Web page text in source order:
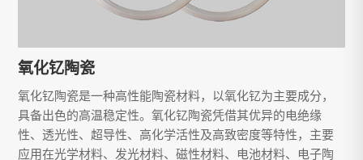
氧化钇陶瓷
氧化钇陶瓷是一种高性能陶瓷材料，以氧化钇为主要成分，
具备出色的高温稳定性。氧化钇陶瓷凭借其优异的电绝缘
性、透光性、超导性、高化学活性及高致密度等特性，主要
应用在光学材料、发光材料、磁性材料、电池材料、电子陶